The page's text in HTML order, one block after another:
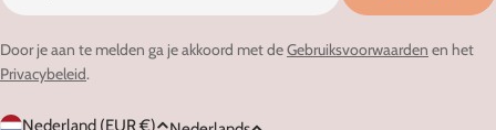
Door je aan te melden ga je akkoord met deGebruiksvoorwaarden en het
Privacybeleid.
Nederland (EUR €)